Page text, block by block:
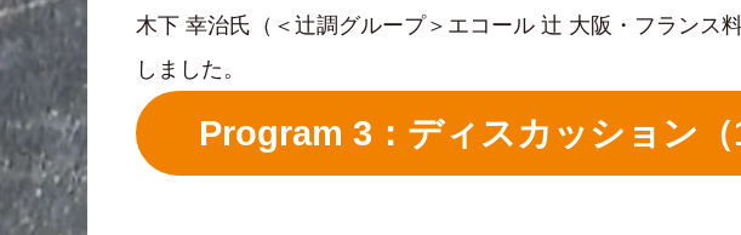
木下 幸治氏（＜辻調グループ＞エコール 辻 大阪・フランス
しました。
Program 3：ディスカッション